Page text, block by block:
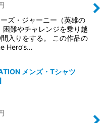
ズ・ジャーニー（英雄の
難やチャレンジを乗り越
入りをする。 この作品の
Hero’s…
メンズ・Tシャツ